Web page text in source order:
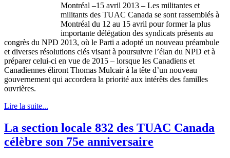
Montréal –15 avril 2013 – Les militantes et
militants des TUAC Canada se sont rassemblés à
Montréal du 12 au 15 avril pour former la plus
importante délégation des syndicats présents au
congrès du NPD 2013, où le Parti a adopté un nouveau préambule
et diverses résolutions clés visant à poursuivre l’élan du NPD et à
préparer celui-ci en vue de 2015 – lorsque les Canadiens et
Canadiennes éliront Thomas Mulcair à la tête d’un nouveau
gouvernement qui accordera la priorité aux intérêts des familles
ouvrières.
Lire la suite...
La section locale 832 des TUAC Canada
célèbre son 75e anniversaire